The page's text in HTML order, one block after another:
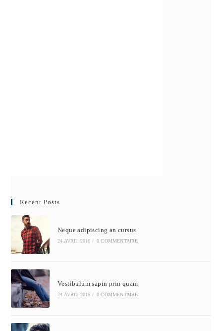
Recent Posts
Neque adipiscing an cursus
24 AVRIL 2016 / 0 COMMENTAIRE
Vestibulum sapin prin quam
24 AVRIL 2016 / 0 COMMENTAIRE